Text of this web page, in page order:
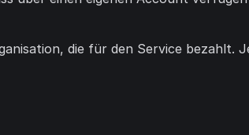
die für den Service bezahlt.